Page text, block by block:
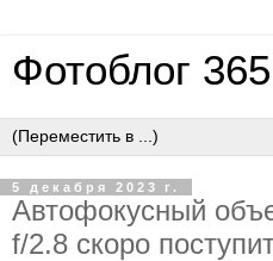
Фотоблог 365
5 декабря 2023 г.
Автофокусный
f/2.8 скоро